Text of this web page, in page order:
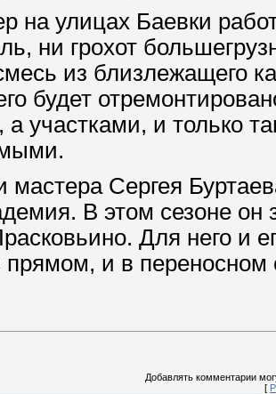
на улицах Баевки
ни грохот
из близлежащего
будет
участками, и только
мастера Сергея
В этом сезоне
Для него и
и в
Добавлять комментарии
[